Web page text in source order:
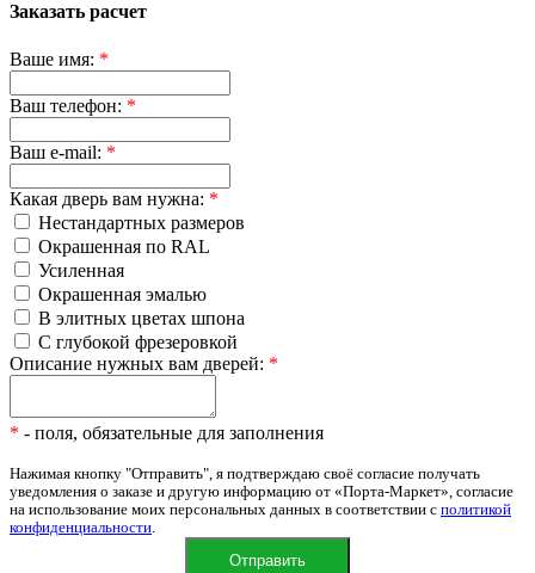
Заказать расчет
Ваше имя: *
Ваш телефон: *
Ваш e-mail: *
Какая дверь вам нужна: *
Нестандартных размеров
Окрашенная по RAL
Усиленная
Окрашенная эмалью
В элитных цветах шпона
С глубокой фрезеровкой
Описание нужных вам дверей: *
* - поля, обязательные для заполнения
Нажимая кнопку "Отправить", я подтверждаю своё согласие получать
уведомления о заказе и другую информацию от «Порта-Маркет», согласие
на использование моих персональных данных в соответствии с политикой
конфиденциальности